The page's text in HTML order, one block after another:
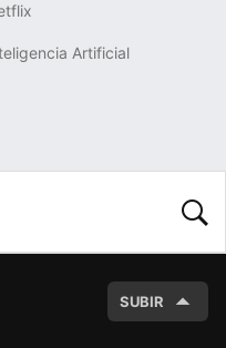
Artificial
SUBIR